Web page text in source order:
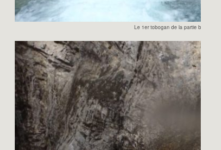
Le 1er tobogan de la partie basse.